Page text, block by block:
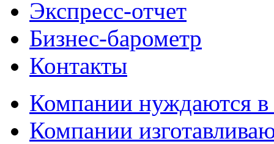
Экспресс-отчет
Бизнес-барометр
Контакты
Компании нуждаются в
Компании